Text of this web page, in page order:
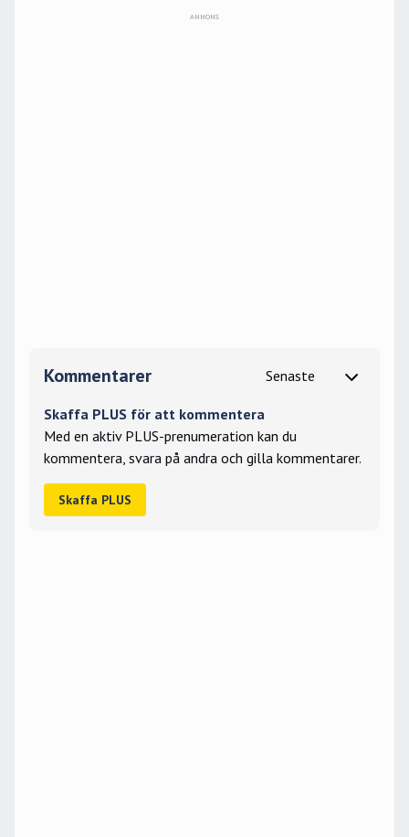
Kommentarer
Skaffa PLUS för att kommentera
Med en aktiv PLUS-prenumeration kan du
kommentera, svara på andra och gilla kommentarer.
Skaffa PLUS